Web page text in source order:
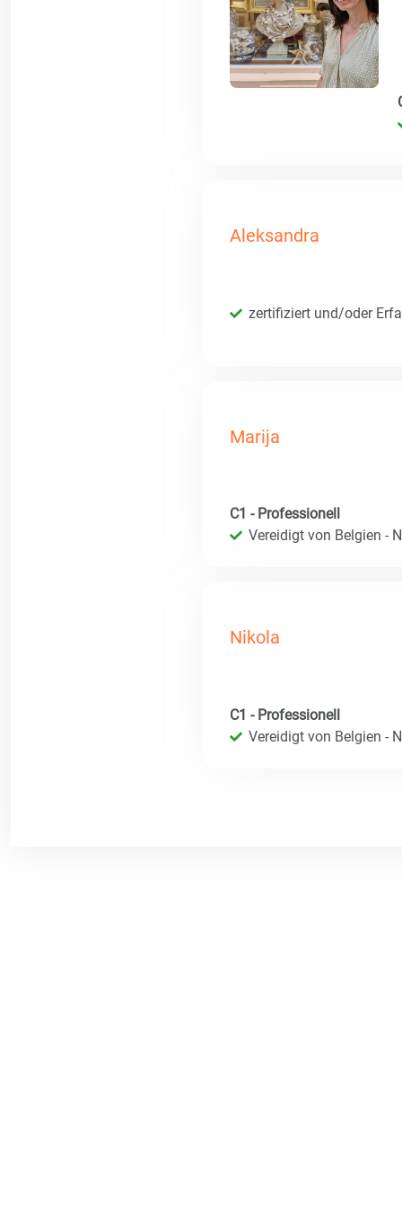
Aleksandra
zertifiziert und/oder
Marija
C1 - Professionell
Vereidigt von Belgien -
Nikola
C1 - Professionell
Vereidigt von Belgien -